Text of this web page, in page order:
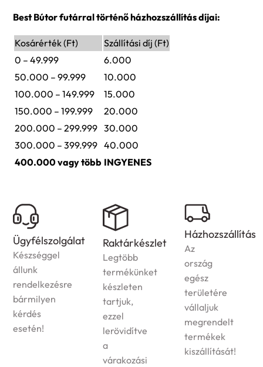
Best Bútor futárral történő házhozszállítás díjai:
Kosárérték (Ft)
Szállítási díj (Ft)
0 – 49.999
6.000
50.000 – 99.999
10.000
100.000 – 149.999
15.000
150.000 – 199.999
20.000
200.000 – 299.999 30.000
300.000 – 399.999 40.000
400.000 vagy több INGYENES
Ügyfélszolgálat
Készséggel
állunk
rendelkezésre
bármilyen
kérdés
esetén!
Raktárkészlet
Legtöbb
termékünket
készleten
tartjuk,
ezzel
lerövidítve
a
várakozási
Házhozszállítás
Az
ország
egész
területére
vállaljuk
megrendelt
termékek
kiszállítását!